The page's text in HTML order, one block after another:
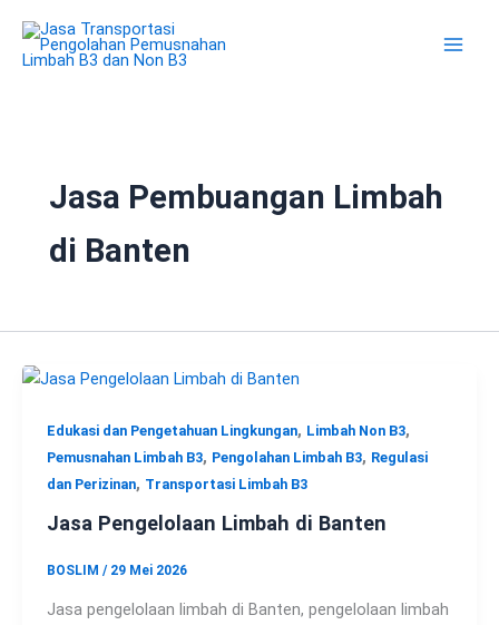
konten
Jasa Pembuangan Limbah
di Banten
Edukasi dan Pengetahuan Lingkungan, Limbah Non B3,
Pemusnahan Limbah B3, Pengolahan Limbah B3, Regulasi
dan Perizinan, Transportasi Limbah B3
Jasa Pengelolaan Limbah di Banten
BOSLIM / 29 Mei 2026
Jasa pengelolaan limbah di Banten, pengelolaan limbah